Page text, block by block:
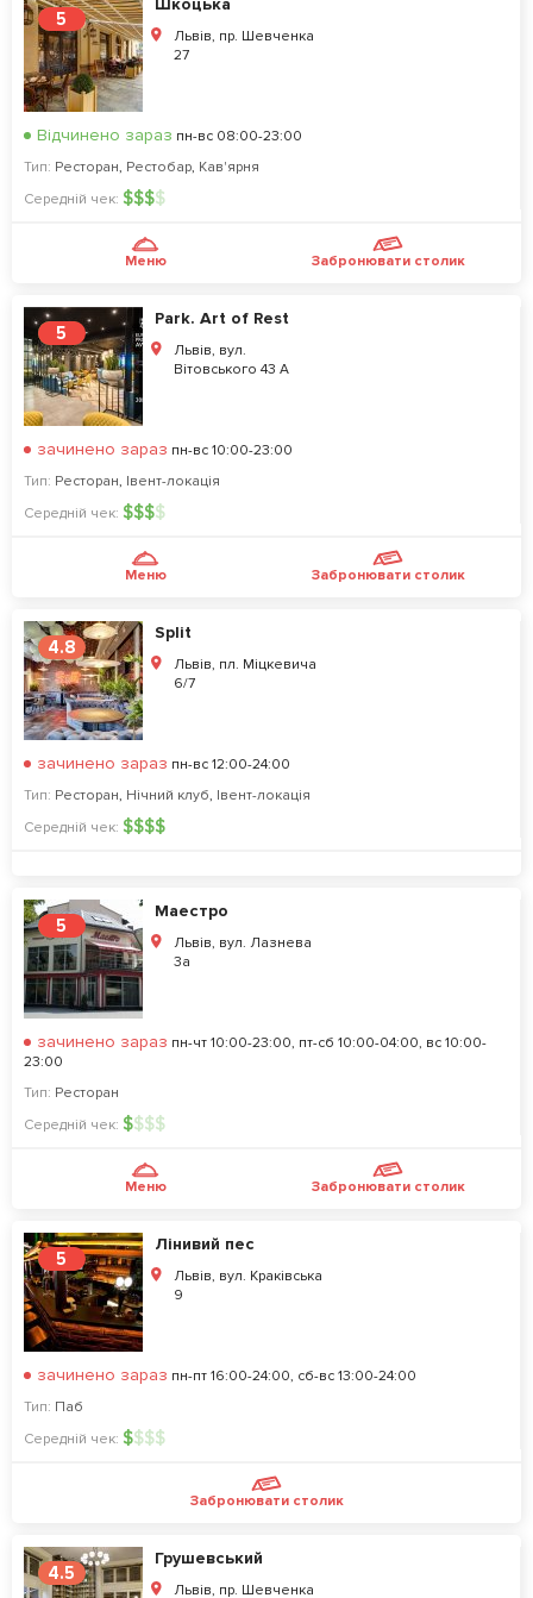
5
Шкоцька
Львів, пр. Шевченка
27
Відчинено зараз пн-вс 08:00-23:00
Тип: Ресторан, Рестобар, Кав'ярня
Середній чек: $$$$
Меню Забронювати столик
5
Park. Art of Rest
Львів, вул.
Вітовського 43 А
зачинено зараз пн-вс 10:00-23:00
Тип: Ресторан, Івент-локація
Середній чек: $$$$
Меню Забронювати столик
4.8
Split
Львів, пл. Міцкевича
6/7
зачинено зараз пн-вс 12:00-24:00
Тип: Ресторан, Нічний клуб, Івент-локація
Середній чек: $$$$
5
Маестро
Львів, вул. Лазнева
3а
зачинено зараз пн-чт 10:00-23:00, пт-сб 10:00-04:00, вс 10:00-
23:00
Тип: Ресторан
Середній чек: $$$$
Меню Забронювати столик
5
Лінивий пес
Львів, вул. Краківська
9
зачинено зараз пн-пт 16:00-24:00, сб-вс 13:00-24:00
Тип: Паб
Середній чек: $$$$
Забронювати столик
4.5
Грушевський
Львів, пр. Шевченка